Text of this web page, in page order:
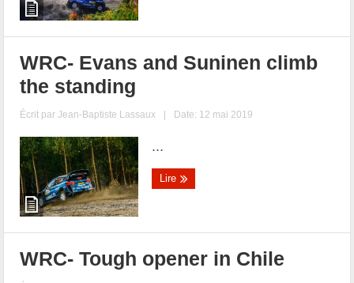
WRC- Evans and Suninen climb
the standing
Écrit parJean-Baptiste Lassaux | Date: 12 mai 2019
...
Lire
WRC- Tough opener in Chile